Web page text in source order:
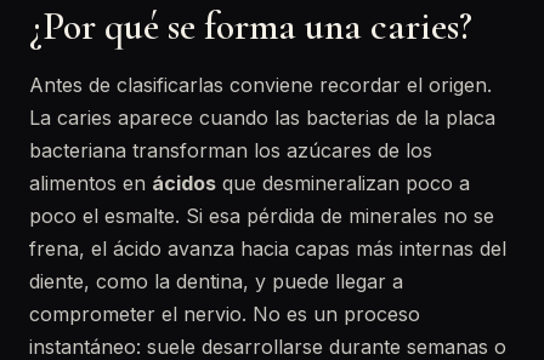
¿Por qué se forma una caries?
Antes de clasificarlas conviene recordar el origen.
La caries aparece cuando las bacterias de la placa
bacteriana transforman los azúcares de los
alimentos en ácidos que desmineralizan poco a
poco el esmalte. Si esa pérdida de minerales no se
frena, el ácido avanza hacia capas más internas del
diente, como la dentina, y puede llegar a
comprometer el nervio. No es un proceso
instantáneo: suele desarrollarse durante semanas o